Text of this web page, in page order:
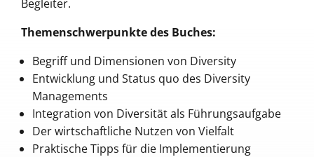
Begleiter.
Themenschwerpunkte des Buches:
Begriff und Dimensionen von Diversity
Entwicklung und Status quo des Diversity
Managements
Integration von Diversität als Führungsaufgabe
Der wirtschaftliche Nutzen von Vielfalt
Praktische Tipps für die Implementierung